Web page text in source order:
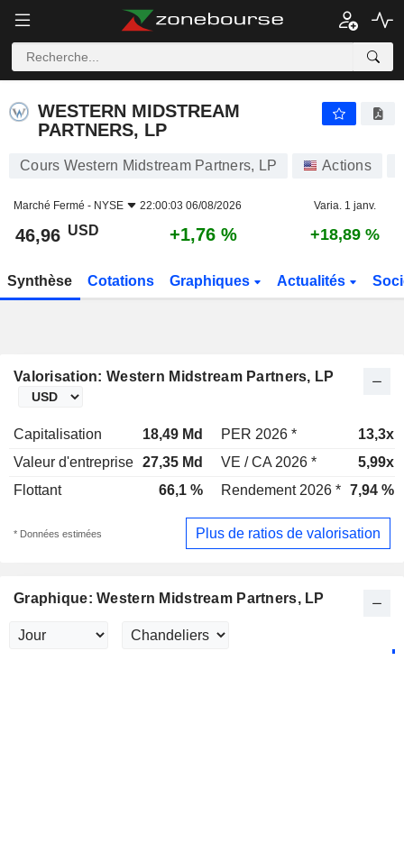
WESTERN MIDSTREAM
PARTNERS, LP
Cours Western Midstream Partners, LP Actions
Marché Fermé - NYSE 22:00:03 06/08/2026 Varia. 1 janv.
46,96 USD +1,76 % +18,89 %
Synthèse Cotations Graphiques Actualités
Valorisation: Western Midstream Partners, LP
Capitalisation 18,49 Md PER 2026 *
13,3x
Valeur d'entreprise 27,35 Md VE / CA 2026 *
5,99x
Flottant
66,1 % Rendement 2026 * 7,94 %
* Données estimées Plus de ratios de valorisation
Graphique: Western Midstream Partners, LP